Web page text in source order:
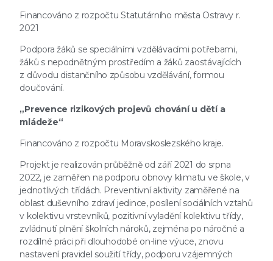
Financováno z rozpočtu Statutárního města Ostravy r.
2021
Podpora žáků se speciálními vzdělávacími potřebami,
žáků s nepodnětným prostředím a žáků zaostávajících
z důvodu distančního způsobu vzdělávání, formou
doučování.
„Prevence rizikových projevů chování u dětí a
mládeže“
Financováno z rozpočtu Moravskoslezského kraje.
Projekt je realizován průběžně od září 2021 do srpna
2022, je zaměřen na podporu obnovy klimatu ve škole, v
jednotlivých třídách. Preventivní aktivity zaměřené na
oblast duševního zdraví jedince, posílení sociálních vztahů
v kolektivu vrstevníků, pozitivní vyladění kolektivu třídy,
zvládnutí plnění školních nároků, zejména po náročné a
rozdílné práci při dlouhodobé on-line výuce, znovu
nastavení pravidel soužití třídy, podporu vzájemných